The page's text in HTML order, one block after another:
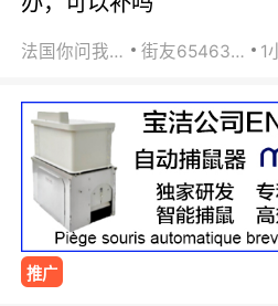
法国你问我答 街友65463281 1
推广